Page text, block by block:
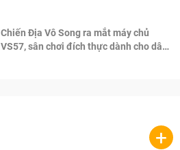
Chiến Địa Vô Song ra mắt máy chủ
VS57, sân chơi đích thực dành cho dân
+